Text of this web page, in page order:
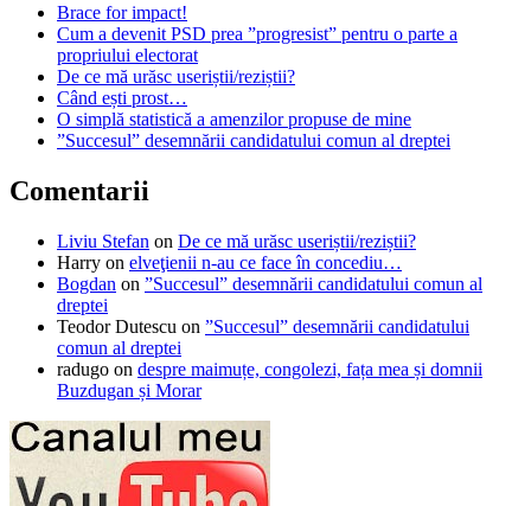
Brace for impact!
Cum a devenit PSD prea ”progresist” pentru o parte a
propriului electorat
De ce mă urăsc useriștii/reziștii?
Când ești prost…
O simplă statistică a amenzilor propuse de mine
”Succesul” desemnării candidatului comun al dreptei
Comentarii
Liviu Stefan on De ce mă urăsc useriștii/reziștii?
Harry on elveţienii n-au ce face în concediu…
Bogdan on ”Succesul” desemnării candidatului comun al
dreptei
Teodor Dutescu on ”Succesul” desemnării candidatului
comun al dreptei
radugo on despre maimuțe, congolezi, fața mea și domnii
Buzdugan și Morar